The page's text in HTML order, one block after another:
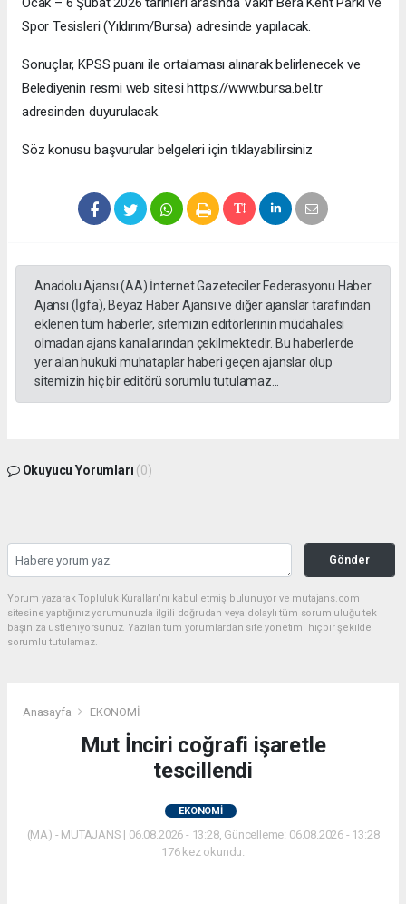
Spor Tesisleri (Yıldırım/Bursa) adresinde yapılacak.
Sonuçlar, KPSS puanı ile ortalaması alınarak belirlenecek ve
Belediyenin resmi web sitesi https://www.bursa.bel.tr
adresinden duyurulacak.
Söz konusu başvurular belgeleri için tıklayabilirsiniz
Anadolu Ajansı (AA) İnternet Gazeteciler Federasyonu Haber
Ajansı (İgfa), Beyaz Haber Ajansı ve diğer ajanslar tarafından
eklenen tüm haberler, sitemizin editörlerinin müdahalesi
olmadan ajans kanallarından çekilmektedir. Bu haberlerde
yer alan hukuki muhataplar haberi geçen ajanslar olup
sitemizin hiç bir editörü sorumlu tutulamaz...
Okuyucu Yorumları (0)
Gönder
Yorum yazarak Topluluk Kuralları’nı kabul etmiş bulunuyor ve mutajans.com
sitesine yaptığınız yorumunuzla ilgili doğrudan veya dolaylı tüm sorumluluğu tek
başınıza üstleniyorsunuz. Yazılan tüm yorumlardan site yönetimi hiçbir şekilde
sorumlu tutulamaz.
Anasayfa EKONOMİ
Mut İnciri coğrafi işaretle
tescillendi
EKONOMİ
(MA) - MUTAJANS | 06.08.2026 - 13:28, Güncelleme: 06.08.2026 - 13:28
176 kez okundu.